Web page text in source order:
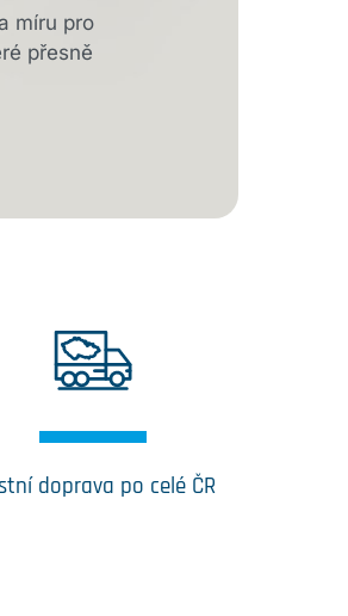
míru pro
přesně
doprava po celé ČR